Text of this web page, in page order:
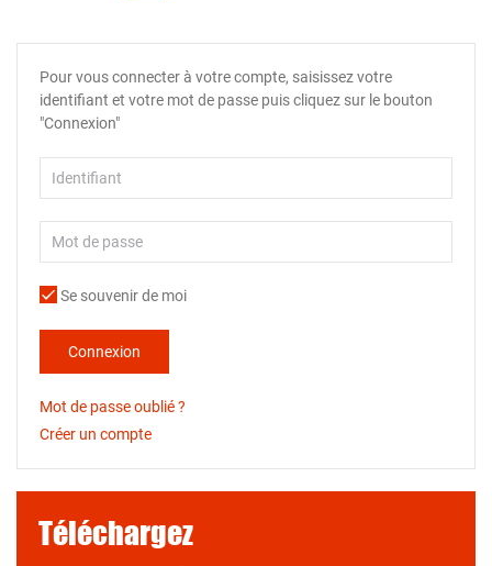
Pour vous connecter à votre compte, saisissez votre
identifiant et votre mot de passe puis cliquez sur le bouton
"Connexion"
Se souvenir de moi
Connexion
Mot de passe oublié ?
Créer un compte
Téléchargez